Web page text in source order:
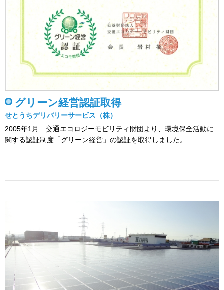
グリーン経営認証取得
せとうちデリバリーサービス（株）
2005年1月 交通エコロジーモビリティ財団より、環境保全活動に
関する認証制度「グリーン経営」の認証を取得しました。